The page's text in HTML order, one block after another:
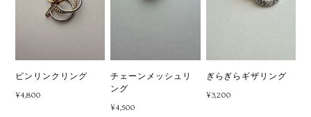
ピンリンクリング
¥4,800
チェーンメッシュリ
ング
¥4,500
ぎらぎらギザリング
¥3,200